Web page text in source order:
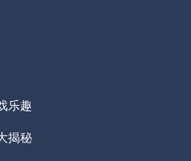
乐趣
揭秘